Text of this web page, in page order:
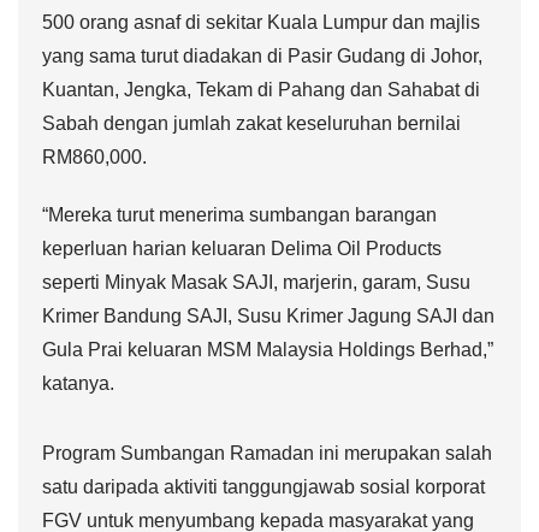
500 orang asnaf di sekitar Kuala Lumpur dan majlis
yang sama turut diadakan di Pasir Gudang di Johor,
Kuantan, Jengka, Tekam di Pahang dan Sahabat di
Sabah dengan jumlah zakat keseluruhan bernilai
RM860,000.
“Mereka turut menerima sumbangan barangan
keperluan harian keluaran Delima Oil Products
seperti Minyak Masak SAJI, marjerin, garam, Susu
Krimer Bandung SAJI, Susu Krimer Jagung SAJI dan
Gula Prai keluaran MSM Malaysia Holdings Berhad,”
katanya.
Program Sumbangan Ramadan ini merupakan salah
satu daripada aktiviti tanggungjawab sosial korporat
FGV untuk menyumbang kepada masyarakat yang